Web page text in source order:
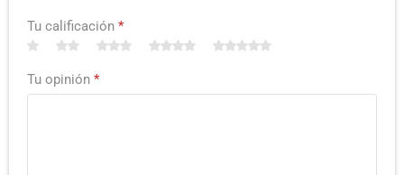
Tu calificación *
Tu opinión *